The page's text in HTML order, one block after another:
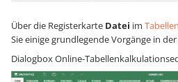
Über die Registerkarte Datei im
Sie einige grundlegende Vorgänge in
Dialogbox Online-